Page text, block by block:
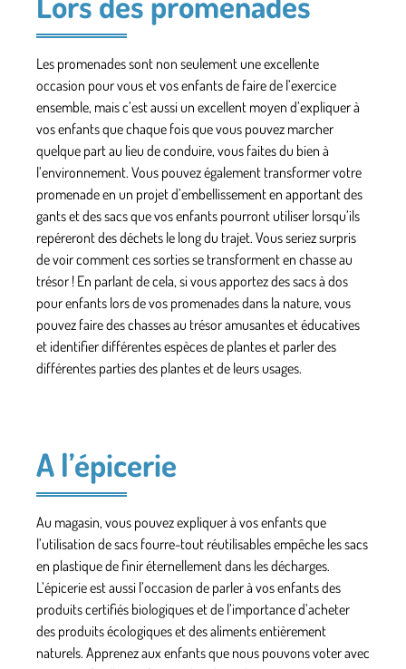
Les promenades sont non seulement une excellente
occasion pour vous et vos enfants de faire de l’exercice
ensemble, mais c’est aussi un excellent moyen d’expliquer à
vos enfants que chaque fois que vous pouvez marcher
quelque part au lieu de conduire, vous faites du bien à
l’environnement. Vous pouvez également transformer votre
promenade en un projet d’embellissement en apportant des
gants et des sacs que vos enfants pourront utiliser lorsqu’ils
repéreront des déchets le long du trajet. Vous seriez surpris
de voir comment ces sorties se transforment en chasse au
trésor ! En parlant de cela, si vous apportez des sacs à dos
pour enfants lors de vos promenades dans la nature, vous
pouvez faire des chasses au trésor amusantes et éducatives
et identifier différentes espèces de plantes et parler des
différentes parties des plantes et de leurs usages.
A l’épicerie
Au magasin, vous pouvez expliquer à vos enfants que
l’utilisation de sacs fourre-tout réutilisables empêche les sacs
en plastique de finir éternellement dans les décharges.
L’épicerie est aussi l’occasion de parler à vos enfants des
produits certifiés biologiques et de l’importance d’acheter
des produits écologiques et des aliments entièrement
naturels. Apprenez aux enfants que nous pouvons voter avec